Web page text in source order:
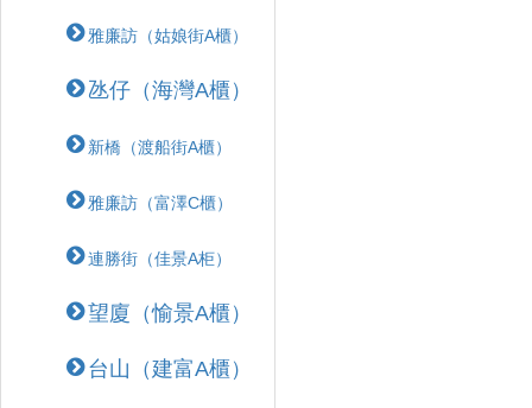
雅廉訪（姑娘街A櫃）
氹仔（海灣A櫃）
新橋（渡船街A櫃）
雅廉訪（富澤C櫃）
連勝街（佳景A柜）
望廈（愉景A櫃）
台山（建富A櫃）